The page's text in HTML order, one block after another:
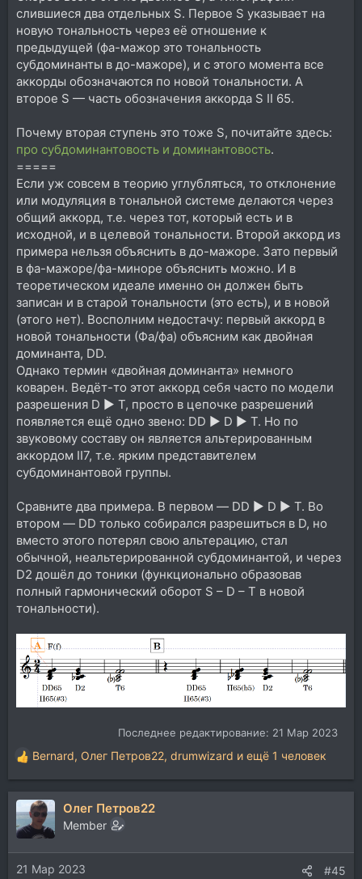
слившиеся два отдельных S. Первое S указывает на
новую тональность через её отношение к
предыдущей (фа-мажор это тональность
субдоминанты в до-мажоре), и с этого момента все
аккорды обозначаются по новой тональности. А
второе S — часть обозначения аккорда S II 65.
Почему вторая ступень это тоже S, почитайте здесь:
про субдоминантовость и доминантовость.
=====
Если уж совсем в теорию углубляться, то отклонение
или модуляция в тональной системе делаются через
общий аккорд, т.е. через тот, который есть и в
исходной, и в целевой тональности. Второй аккорд из
примера нельзя объяснить в до-мажоре. Зато первый
в фа-мажоре/фа-миноре объяснить можно. И в
теоретическом идеале именно он должен быть
записан и в старой тональности (это есть), и в новой
(этого нет). Восполним недостачу: первый аккорд в
новой тональности (Фа/фа) объясним как двойная
доминанта, DD.
Однако термин «двойная доминанта» немного
коварен. Ведёт-то этот аккорд себя часто по модели
разрешения D ► T, просто в цепочке разрешений
появляется ещё одно звено: DD ► D ► T. Но по
звуковому составу он является альтерированным
аккордом II7, т.е. ярким представителем
субдоминантовой группы.
Сравните два примера. В первом — DD ► D ► T. Во
втором — DD только собирался разрешиться в D, но
вместо этого потерял свою альтерацию, стал
обычной, неальтерированной субдоминантой, и через
D2 дошёл до тоники (функционально образовав
полный гармонический оборот S – D – T в новой
тональности).
Последнее редактирование: 21 Мар 2023
Р
е
а
ц
и
и
:
Bernard, Олег Петров22, drumwizard и ещё 1 человек
Олег Петров22
Member
21 Мар 2023 #45